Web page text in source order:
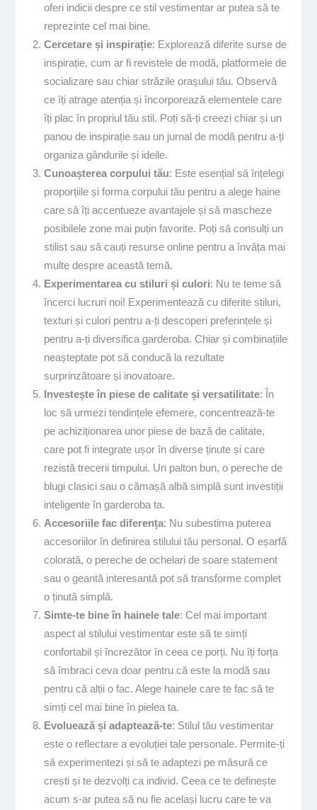
oferi indicii despre ce stil vestimentar ar putea să te
reprezinte cel mai bine.
Cercetare și inspirație: Explorează diferite surse de
inspirație, cum ar fi revistele de modă, platformele de
socializare sau chiar străzile orașului tău. Observă
ce îți atrage atenția și încorporează elementele care
îți plac în propriul tău stil. Poți să-ți creezi chiar și un
panou de inspirație sau un jurnal de modă pentru a-ți
organiza gândurile și ideile.
Cunoașterea corpului tău: Este esențial să înțelegi
proporțiile și forma corpului tău pentru a alege haine
care să îți accentueze avantajele și să mascheze
posibilele zone mai puțin favorite. Poți să consulți un
stilist sau să cauți resurse online pentru a învăța mai
multe despre această temă.
Experimentarea cu stiluri și culori: Nu te teme să
încerci lucruri noi! Experimentează cu diferite stiluri,
texturi și culori pentru a-ți descoperi preferințele și
pentru a-ți diversifica garderoba. Chiar și combinațiile
neașteptate pot să conducă la rezultate
surprinzătoare și inovatoare.
Investește în piese de calitate și versatilitate: În
loc să urmezi tendințele efemere, concentrează-te
pe achiziționarea unor piese de bază de calitate,
care pot fi integrate ușor în diverse ținute și care
rezistă trecerii timpului. Un palton bun, o pereche de
blugi clasici sau o cămașă albă simplă sunt investiții
inteligente în garderoba ta.
Accesoriile fac diferența: Nu subestima puterea
accesoriilor în definirea stilului tău personal. O eșarfă
colorată, o pereche de ochelari de soare statement
sau o geantă interesantă pot să transforme complet
o ținută simplă.
Simte-te bine în hainele tale: Cel mai important
aspect al stilului vestimentar este să te simți
confortabil și încrezător în ceea ce porți. Nu îți forța
să îmbraci ceva doar pentru că este la modă sau
pentru că alții o fac. Alege hainele care te fac să te
simți cel mai bine în pielea ta.
Evoluează și adaptează-te: Stilul tău vestimentar
este o reflectare a evoluției tale personale. Permite-ți
să experimentezi și să te adaptezi pe măsură ce
crești și te dezvolți ca individ. Ceea ce te definește
acum s-ar putea să nu fie același lucru care te va